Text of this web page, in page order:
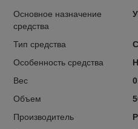
Основное назначение
средства
Тип средства
Особенность средства
Вес
Объем
Производитель